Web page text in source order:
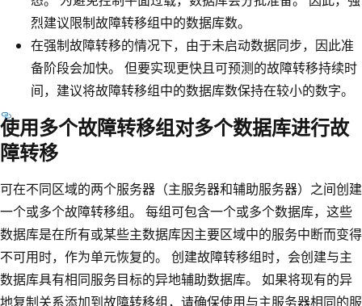
烈建议限制故障转移组中的数据库数。
在强制故障转移的情况下，由于未启动数据同步，因此准
备阶段会加快。 但要实现更快且可预测的故障转移持续时
间，建议将故障转移组中的数据库数保持在较小的数字。
使用多个故障转移组对多个数据库进行故
障转移
可在不同区域的两个服务器（主服务器和辅助服务器）之间创建
一个或多个故障转移组。 每组可包含一个或多个数据库，这些
数据库是在所有或某些主数据库因主要区域中的服务中断而变得
不可用时，作为单元恢复的。 创建故障转移组时，会创建与主
数据库具有相同服务目标的异地辅助数据库。 如果将现有的异
地复制关系添加到故障转移组，请确保使用与主服务器相同的服